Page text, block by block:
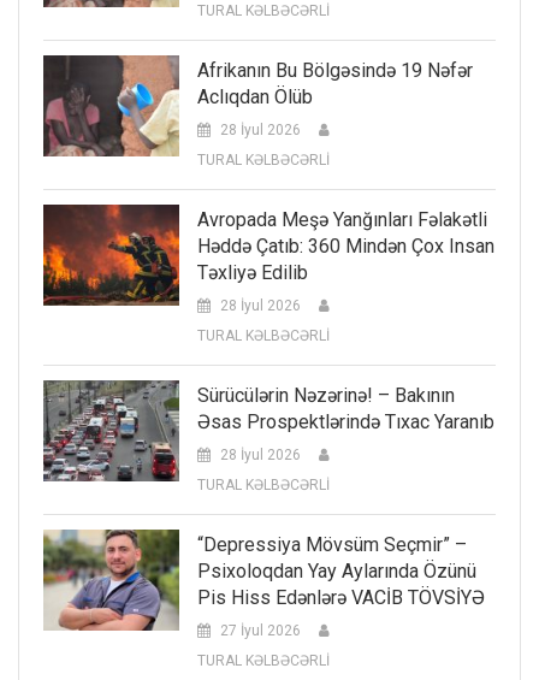
TURAL KƏLBƏCƏRLİ
Afrikanın Bu Bölgəsində 19 Nəfər
Aclıqdan Ölüb
28 İyul 2026
TURAL KƏLBƏCƏRLİ
Avropada Meşə Yanğınları Fəlakətli
Həddə Çatıb: 360 Mindən Çox Insan
Təxliyə Edilib
28 İyul 2026
TURAL KƏLBƏCƏRLİ
Sürücülərin Nəzərinə! – Bakının
Əsas Prospektlərində Tıxac Yaranıb
28 İyul 2026
TURAL KƏLBƏCƏRLİ
“Depressiya Mövsüm Seçmir” –
Psixoloqdan Yay Aylarında Özünü
Pis Hiss Edənlərə VACİB TÖVSİYƏ
27 İyul 2026
TURAL KƏLBƏCƏRLİ